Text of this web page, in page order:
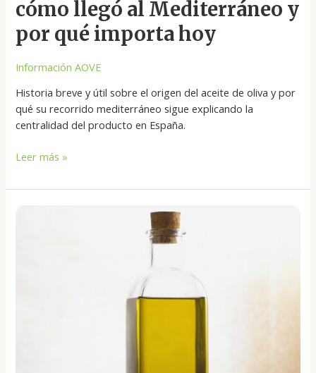
cómo llegó al Mediterráneo y
por qué importa hoy
Información AOVE
Historia breve y útil sobre el origen del aceite de oliva y por
qué su recorrido mediterráneo sigue explicando la
centralidad del producto en España.
Leer más »